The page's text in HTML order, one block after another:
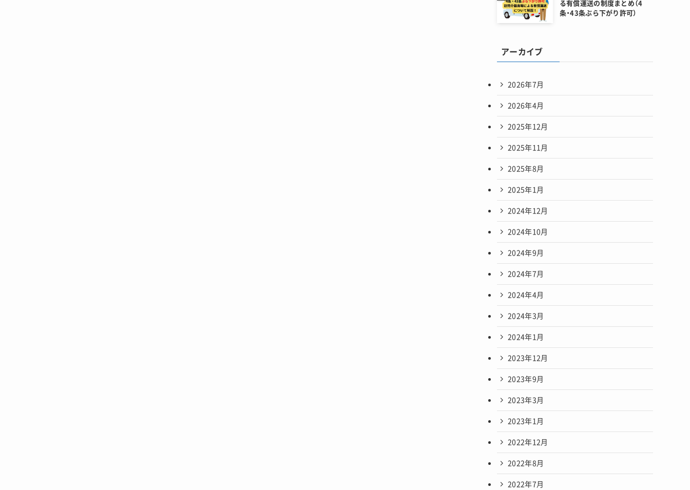
る有償運送の制度まとめ（4
条・43条ぶら下がり許可）
アーカイブ
2026年7月
2026年4月
2025年12月
2025年11月
2025年8月
2025年1月
2024年12月
2024年10月
2024年9月
2024年7月
2024年4月
2024年3月
2024年1月
2023年12月
2023年9月
2023年3月
2023年1月
2022年12月
2022年8月
2022年7月